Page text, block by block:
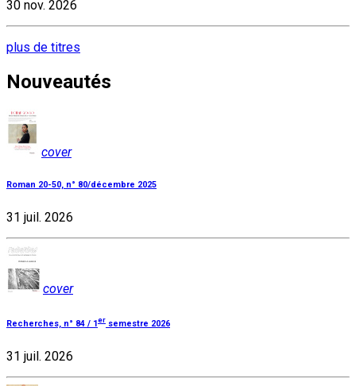
30 nov. 2026
plus de titres
Nouveautés
cover
Roman 20-50, n° 80/décembre 2025
31 juil. 2026
cover
Recherches, n° 84 / 1er semestre 2026
31 juil. 2026